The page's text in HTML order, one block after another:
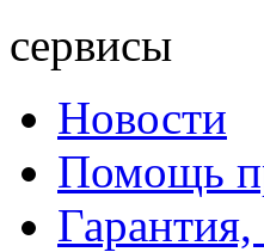
сервисы
Новости
Помощь